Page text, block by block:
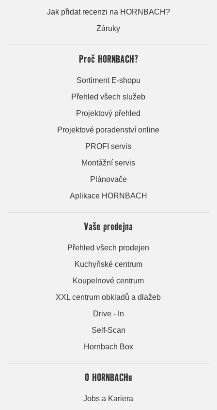
Jak přidat recenzi na HORNBACH?
Záruky
Proč HORNBACH?
Sortiment E-shopu
Přehled všech služeb
Projektový přehled
Projektové poradenství online
PROFI servis
Montážní servis
Plánovače
Aplikace HORNBACH
Vaše prodejna
Přehled všech prodejen
Kuchyňské centrum
Koupelnové centrum
XXL centrum obkladů a dlažeb
Drive - In
Self-Scan
Hornbach Box
O HORNBACHu
Jobs a Kariera